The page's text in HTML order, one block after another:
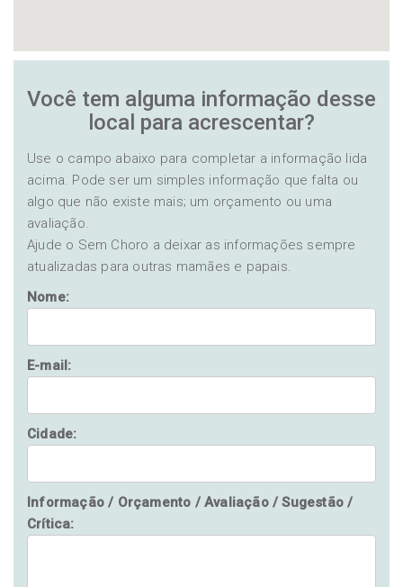
Você tem alguma informação desse
local para acrescentar?
Use o campo abaixo para completar a informação lida
acima. Pode ser um simples informação que falta ou
algo que não existe mais; um orçamento ou uma
avaliação.
Ajude o Sem Choro a deixar as informações sempre
atualizadas para outras mamães e papais.
Nome:
E-mail:
Cidade:
Informação / Orçamento / Avaliação / Sugestão /
Crítica: